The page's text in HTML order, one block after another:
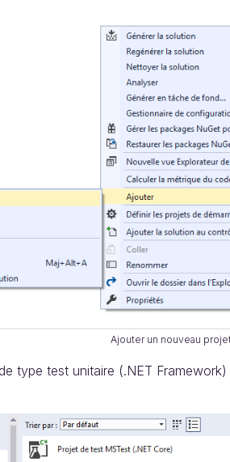
Ajouter un nouveau
type test unitaire (.NET Framework)